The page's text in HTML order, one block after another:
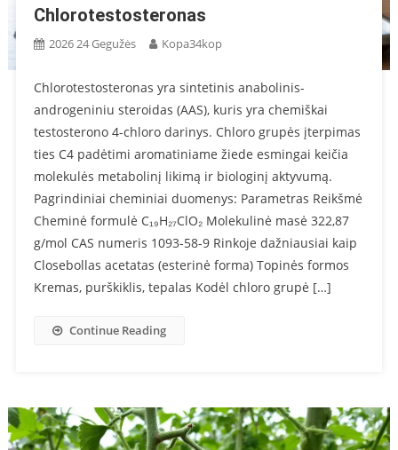
Chlorotestosteronas
2026 24 Gegužės Kopa34kop
Chlorotestosteronas yra sintetinis anabolinis-
androgeniniu steroidas (AAS), kuris yra chemiškai
testosterono 4-chloro darinys. Chloro grupės įterpimas
ties C4 padėtimi aromatiniame žiede esmingai keičia
molekulės metabolinį likimą ir biologinį aktyvumą.
Pagrindiniai cheminiai duomenys: Parametras Reikšmė
Cheminė formulė C₁₉H₂₇ClO₂ Molekulinė masė 322,87
g/mol CAS numeris 1093-58-9 Rinkoje dažniausiai kaip
Closebollas acetatas (esterinė forma) Topinės formos
Kremas, purškiklis, tepalas Kodėl chloro grupė […]
Continue Reading